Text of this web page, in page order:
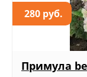
280 руб.
Примула